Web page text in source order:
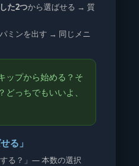
た2つから選ばせる → 質
ミンを出す → 同じメニ
ップから始める？そ
っちでもいいよ、
る」
する？」— 本数の選択